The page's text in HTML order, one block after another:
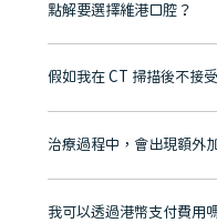
點解要選擇維港口腔？
維港口腔踐行「醫道濟世」
牌」、「2025香港企業領袖
至今已服務超過三十個國家
市市民極高的口碑評價及信任
有咨詢及服務保障中心，有
假如我在 CT 掃描後不接
不會！只要未開始實際服務
治療過程中，會出現額外
不會，治療前我們會詳細說
我可以透過港幣支付費用